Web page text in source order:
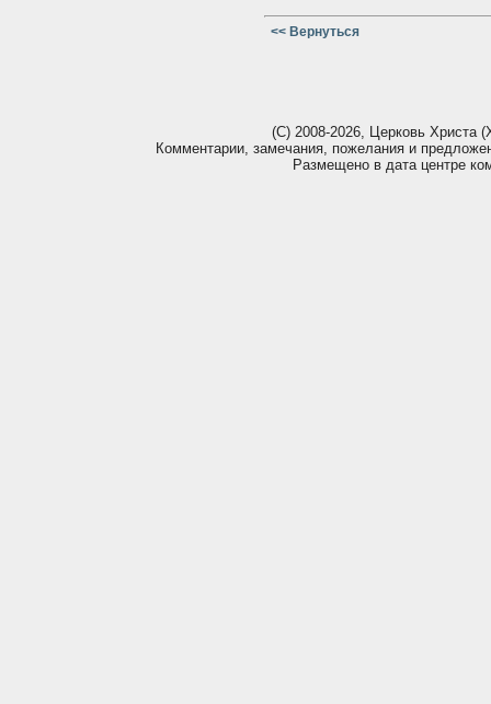
<< Вернуться
(С) 2008-2026, Церковь Христа
Комментарии, замечания, пожелания и
Размещено в дата центре